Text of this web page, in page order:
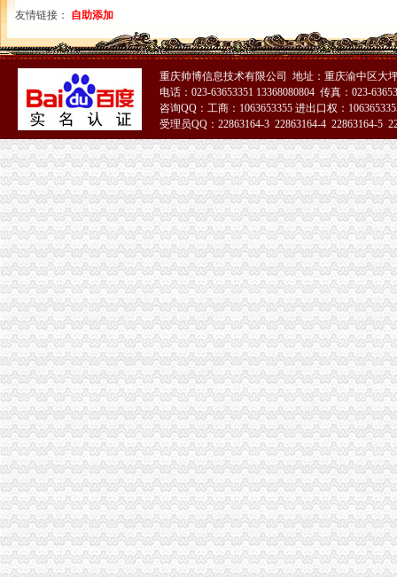
友情链接： 自助添加
重庆帅博信息技术有限公司 地址：重庆渝中区大
电话：023-63653351 13368080804 传真：023-
咨询QQ：工商：1063653355 进出口权：
受理员QQ：22863164-3 22863164-4 22863164-5
51La